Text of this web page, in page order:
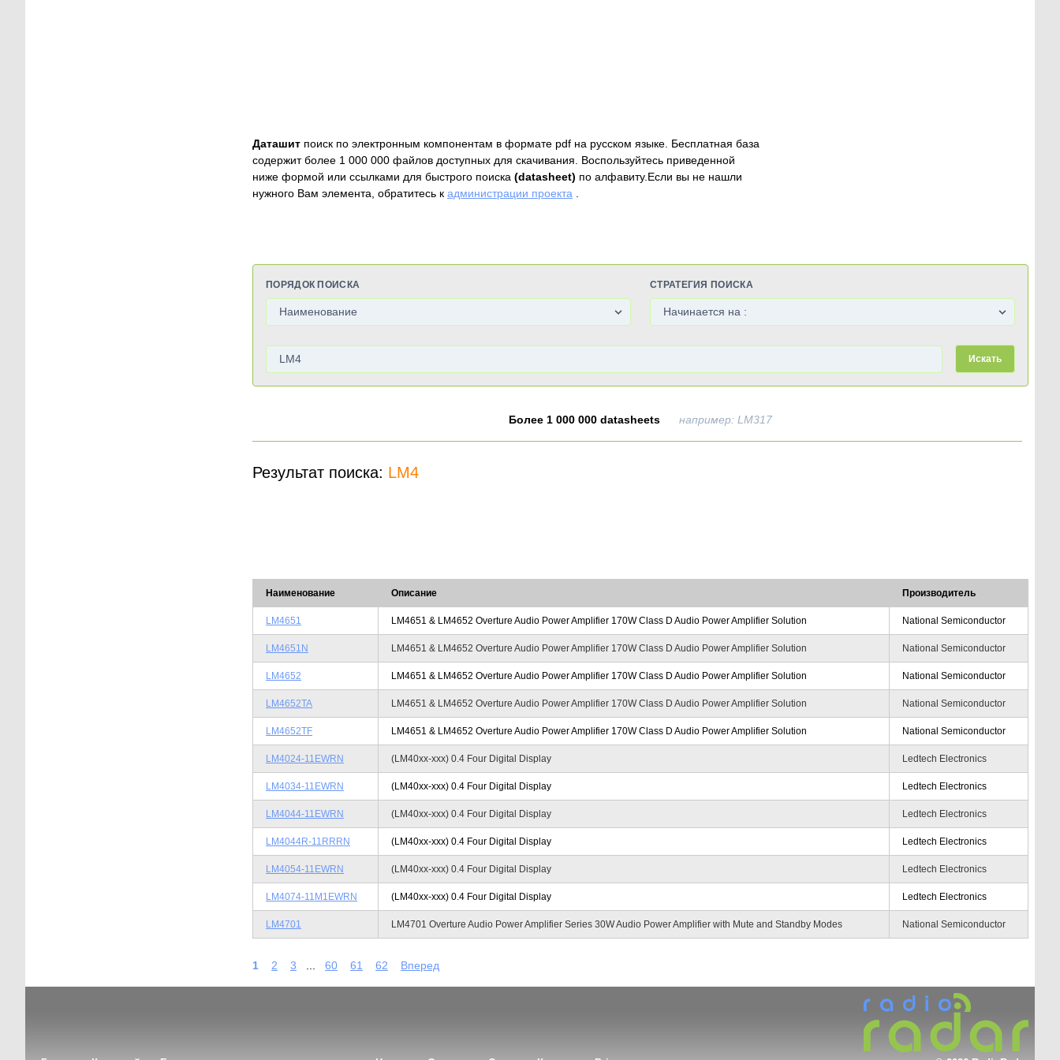
Даташит поиск по электронным компонентам в формате pdf на русском языке. Бесплатная база
содержит более 1 000 000 файлов доступных для скачивания. Воспользуйтесь приведенной
ниже формой или ссылками для быстрого поиска (datasheet) по алфавиту.Если вы не нашли
нужного Вам элемента, обратитесь к администрации проекта .
ПОРЯДОК ПОИСКА СТРАТЕГИЯ ПОИСКА
Искать
Более 1 000 000 datasheets например: LM317
Результат поиска: LM4
Наименование Описание Производитель
LM4651 LM4651 & LM4652 Overture Audio Power Amplifier 170W Class D Audio Power Amplifier Solution National Semiconductor
LM4651N LM4651 & LM4652 Overture Audio Power Amplifier 170W Class D Audio Power Amplifier Solution National Semiconductor
LM4652 LM4651 & LM4652 Overture Audio Power Amplifier 170W Class D Audio Power Amplifier Solution National Semiconductor
LM4652TA LM4651 & LM4652 Overture Audio Power Amplifier 170W Class D Audio Power Amplifier Solution National Semiconductor
LM4652TF LM4651 & LM4652 Overture Audio Power Amplifier 170W Class D Audio Power Amplifier Solution National Semiconductor
LM4024-11EWRN (LM40xx-xxx) 0.4 Four Digital Display Ledtech Electronics
LM4034-11EWRN (LM40xx-xxx) 0.4 Four Digital Display Ledtech Electronics
LM4044-11EWRN (LM40xx-xxx) 0.4 Four Digital Display Ledtech Electronics
LM4044R-11RRRN (LM40xx-xxx) 0.4 Four Digital Display Ledtech Electronics
LM4054-11EWRN (LM40xx-xxx) 0.4 Four Digital Display Ledtech Electronics
LM4074-11M1EWRN (LM40xx-xxx) 0.4 Four Digital Display Ledtech Electronics
LM4701 LM4701 Overture Audio Power Amplifier Series 30W Audio Power Amplifier with Mute and Standby Modes National Semiconductor
1 2 3 ... 60 61 62 Вперед